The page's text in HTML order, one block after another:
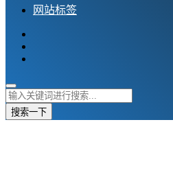
网站标签
搜索一下